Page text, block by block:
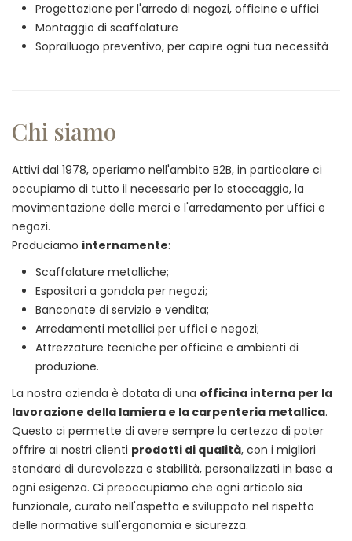
Progettazione per l'arredo di negozi, officine e uffici
Montaggio di scaffalature
Sopralluogo preventivo, per capire ogni tua necessità
Chi siamo
Attivi dal 1978, operiamo nell'ambito B2B, in particolare ci
occupiamo di tutto il necessario per lo stoccaggio, la
movimentazione delle merci e l'arredamento per uffici e
negozi.
Produciamo internamente:
Scaffalature metalliche;
Espositori a gondola per negozi;
Banconate di servizio e vendita;
Arredamenti metallici per uffici e negozi;
Attrezzature tecniche per officine e ambienti di
produzione.
La nostra azienda è dotata di una officina interna per la
lavorazione della lamiera e la carpenteria metallica.
Questo ci permette di avere sempre la certezza di poter
offrire ai nostri clienti prodotti di qualità, con i migliori
standard di durevolezza e stabilità, personalizzati in base a
ogni esigenza. Ci preoccupiamo che ogni articolo sia
funzionale, curato nell'aspetto e sviluppato nel rispetto
delle normative sull'ergonomia e sicurezza.